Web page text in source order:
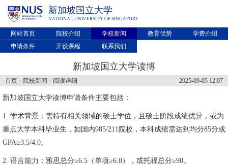
新加坡国立大学
NATIONAL UNIVERSITY OF SINGAPORE
网站首页 院校介绍 学校新闻 教育优势
学费介绍
申请条件
开设课程 联系我们
新加坡国立大学读博
2025-09-05 12:07
首页 > 院校新闻 > 阅读详细
新加坡国立大学读博申请条件主要包括：
1. 学术背景：需持有相关领域的硕士学位，且硕士阶段成绩优异，或为
重点大学本科毕业生，如国内985/211院校，本科成绩需达到均分85分或
GPA≥3.5/4.0。
2. 语言能力：雅思总分≥6.5（单项≥6.0），或托福总分≥90。